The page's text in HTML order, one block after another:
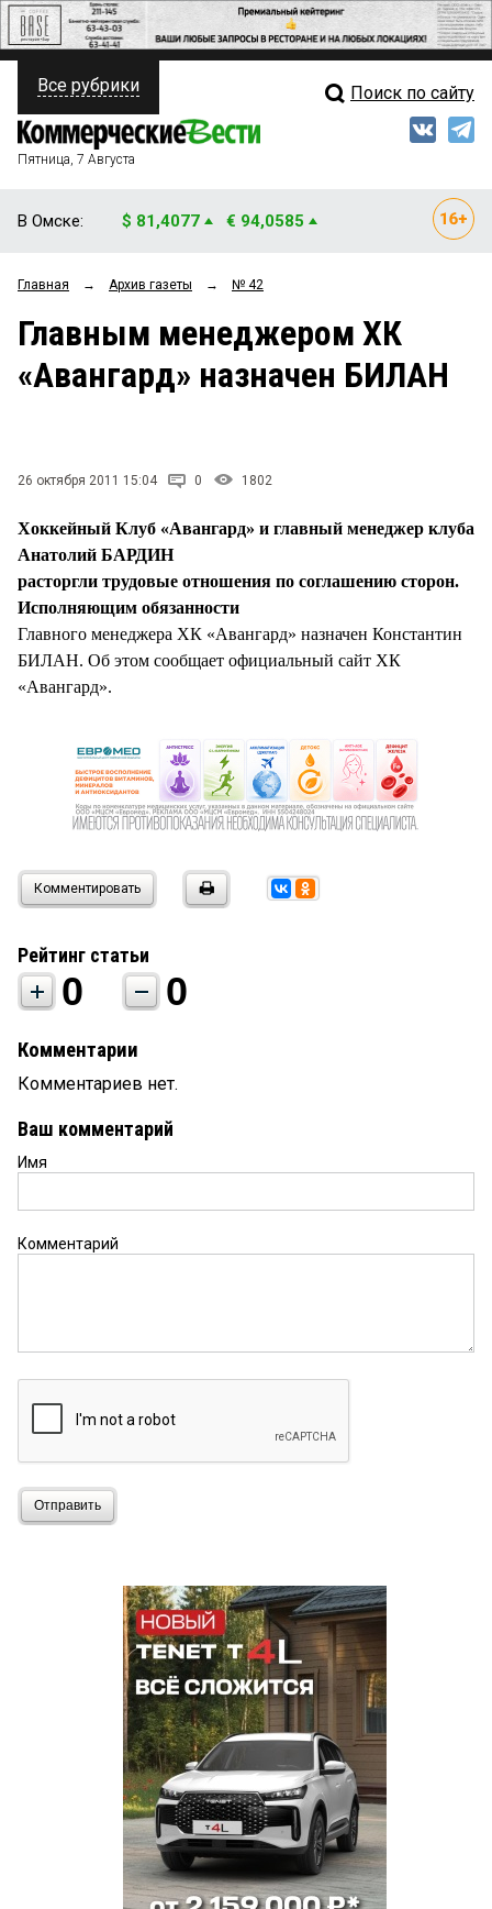
ПОЛИТИКА
ФИНАНСЫ
ОБЩЕСТВО
ЗАКОН
НОВОСТИ КОМПАНИЙ
СТИЛЬ ЖИЗНИ
Свежий выпуск
Рейтинги
Блоги
Все рубрики Поиск по сайту
Пятница, 7 Августа
В Омске: $ 81,4077 € 94,0585
Главная → Архив газеты → № 42
Главным менеджером ХК
«Авангард» назначен БИЛАН
26 октября 2011 15:04 0 1802
Хоккейный Клуб «Авангард» и главный менеджер клуба
Анатолий БАРДИН
расторгли трудовые отношения по соглашению сторон.
Исполняющим обязанности
Главного менеджера ХК «Авангард» назначен Константин
БИЛАН. Об этом сообщает официальный сайт ХК
«Авангард».
Комментировать
Рейтинг статьи
0 0
Комментарии
Комментариев нет.
Ваш комментарий
Имя
Комментарий
Отправить